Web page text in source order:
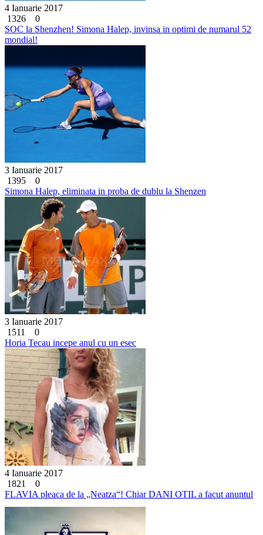
4 Ianuarie 2017
1326
0
SOC la Shenzhen! Simona Halep, invinsa in optimi de numarul 52
mondial!
3 Ianuarie 2017
1395
0
Simona Halep, eliminata in proba de dublu la Shenzen
3 Ianuarie 2017
1511
0
Horia Tecau incepe anul cu un esec
4 Ianuarie 2017
1821
0
FLAVIA pleaca de la „Neatza“! Chiar DANI OTIL a facut anuntul